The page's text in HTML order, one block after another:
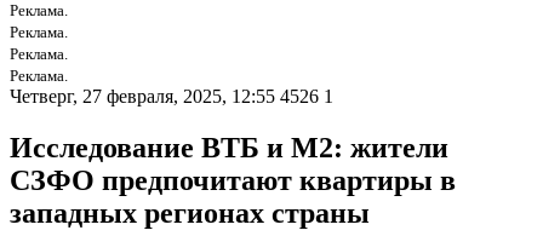
Реклама.
Реклама.
Реклама.
Реклама.
Четверг, 27 февраля, 2025, 12:55 4526 1
Исследование ВТБ и М2: жители
СЗФО предпочитают квартиры в
западных регионах страны